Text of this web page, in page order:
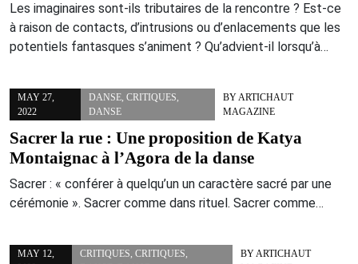
Les imaginaires sont-ils tributaires de la rencontre ? Est-ce
à raison de contacts, d’intrusions ou d’enlacements que les
potentiels fantasques s’animent ? Qu’advient-il lorsqu’à…
MAY 27,
2022
DANSE, CRITIQUES,
DANSE
BYARTICHAUT
MAGAZINE
Sacrer la rue : Une proposition de Katya
Montaignac à l’Agora de la danse
Sacrer : « conférer à quelqu’un un caractère sacré par une
cérémonie ». Sacrer comme dans rituel. Sacrer comme…
MAY 12,
CRITIQUES,CRITIQUES,
BYARTICHAUT